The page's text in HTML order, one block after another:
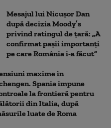
Mesajul lui Nicușor Dan
după decizia Moody’s
privind ratingul de țară: „A
confirmat pașii importanți
pe care România i-a făcut”
maxime în
Spania impune
la frontieră pentru
din Italia, după
luate de Roma